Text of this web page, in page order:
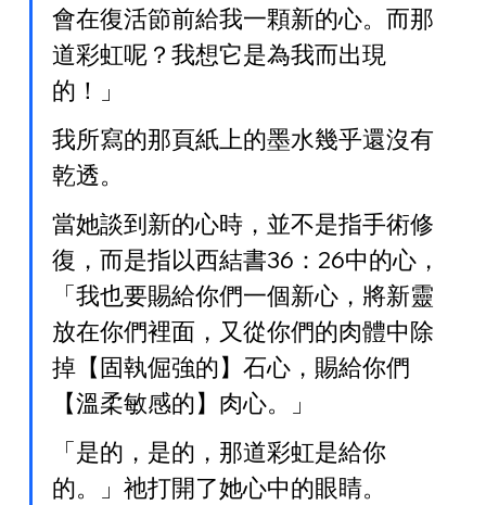
會在復活節前給我一顆新的心。而那
道彩虹呢？我想它是為我而出現
的！」
我所寫的那頁紙上的墨水幾乎還沒有
乾透。
當她談到新的心時，並不是指手術修
復，而是指以西結書36：26中的心，
「我也要賜給你們一個新心，將新靈
放在你們裡面，又從你們的肉體中除
掉【固執倔強的】石心，賜給你們
【溫柔敏感的】肉心。」
「是的，是的，那道彩虹是給你
的。」祂打開了她心中的眼睛。